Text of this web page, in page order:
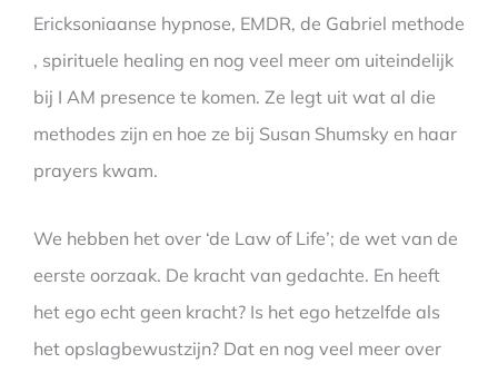
Ericksoniaanse hypnose, EMDR, de Gabriel methode
, spirituele healing en nog veel meer om uiteindelijk
bij I AM presence te komen. Ze legt uit wat al die
methodes zijn en hoe ze bij Susan Shumsky en haar
prayers kwam.
We hebben het over ‘de Law of Life’; de wet van de
eerste oorzaak. De kracht van gedachte. En heeft
het ego echt geen kracht? Is het ego hetzelfde als
het opslagbewustzijn? Dat en nog veel meer over